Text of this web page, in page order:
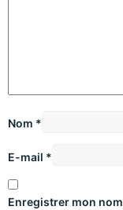
Nom *
E-mail *
Enregistrer mon